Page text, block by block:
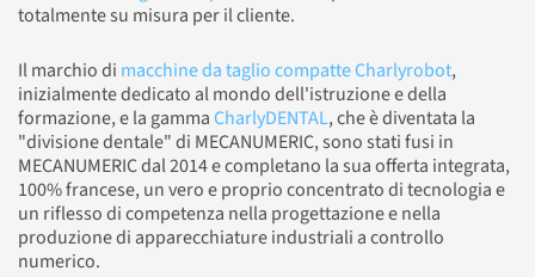
totalmente su misura per il cliente.
Il marchio di macchine da taglio compatte Charlyrobot,
inizialmente dedicato al mondo dell'istruzione e della
formazione, e la gammaCharlyDENTAL, che è diventata la
"divisione dentale" di MECANUMERIC, sono stati fusi in
MECANUMERIC dal 2014 e completano la sua offerta integrata,
100% francese, un vero e proprio concentrato di tecnologia e
un riflesso di competenza nella progettazione e nella
produzione di apparecchiature industriali a controllo
numerico.